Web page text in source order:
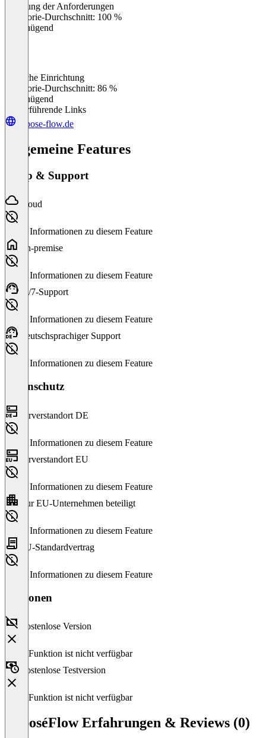
Erfüllung der Anforderungen
Kategorie-Durchschnitt: 100 %
Ungenügend
Einfache Einrichtung
Kategorie-Durchschnitt: 86 %
Ungenügend
Weiterführende Links
expose-flow.de
Allgemeine Features
Setup & Support
Cloud
Keine Informationen zu diesem Feature
On-premise
Keine Informationen zu diesem Feature
24/7-Support
Keine Informationen zu diesem Feature
Deutschsprachiger Support
Keine Informationen zu diesem Feature
Datenschutz
Serverstandort DE
Keine Informationen zu diesem Feature
Serverstandort EU
Keine Informationen zu diesem Feature
Nur EU-Unternehmen beteiligt
Keine Informationen zu diesem Feature
EU-Standardvertrag
Keine Informationen zu diesem Feature
Versionen
Kostenlose Version
Diese Funktion ist nicht verfügbar
Kostenlose Testversion
Diese Funktion ist nicht verfügbar
ExposéFlow Erfahrungen & Reviews (0)